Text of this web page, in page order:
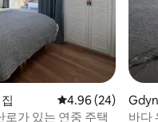
평점 4.96점(5점 만
4.96 (24)
로가 있는 연중 주택
바다